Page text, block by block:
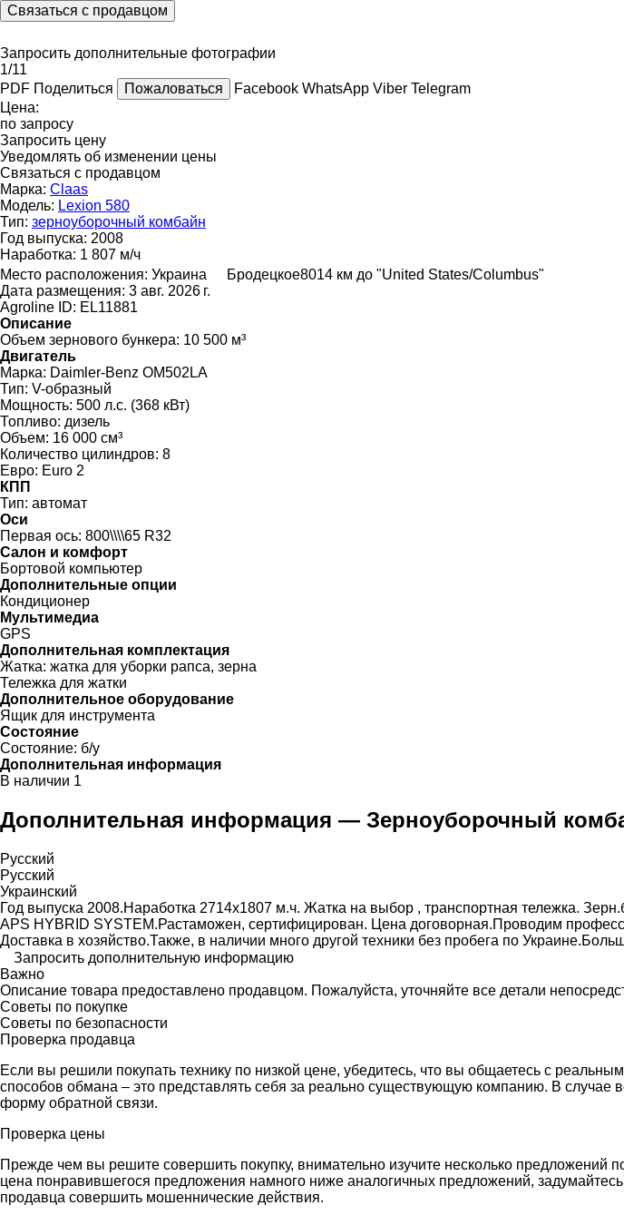
Связаться с продавцом
Запросить дополнительные фотографии
1/11
PDF Поделиться Пожаловаться Facebook WhatsApp Viber Telegram
Цена:
по запросу
Запросить цену
Уведомлять об изменении цены
Связаться с продавцом
Марка: Claas
Модель: Lexion 580
Тип: зерноуборочный комбайн
Год выпуска: 2008
Наработка: 1 807 м/ч
Место расположения: Украина Бродецкое8014 км до "United States/Columbus"
Дата размещения: 3 авг. 2026 г.
Agroline ID: EL11881
Описание
Объем зернового бункера: 10 500 м³
Двигатель
Марка: Daimler-Benz OM502LA
Тип: V-образный
Мощность: 500 л.с. (368 кВт)
Топливо: дизель
Объем: 16 000 см³
Количество цилиндров: 8
Евро: Euro 2
КПП
Тип: автомат
Оси
Первая ось: 800\\\\65 R32
Салон и комфорт
Бортовой компьютер
Дополнительные опции
Кондиционер
Мультимедиа
GPS
Дополнительная комплектация
Жатка: жатка для уборки рапса, зерна
Тележка для жатки
Дополнительное оборудование
Ящик для инструмента
Состояние
Состояние: б/у
Дополнительная информация
В наличии 1
Дополнительная информация — Зерноуборочный
Русский
Русский
Украинский
Год выпуска 2008.Наработка 2714х1807 м.ч. Жатка на выбор , транспортная тележка.
APS HYBRID SYSTEM.Растаможен, сертифицирован. Цена договорная.Проводим
Доставка в хозяйство.Также, в наличии много другой техники без пробега по
Запросить дополнительную информацию
Важно
Описание товара предоставлено продавцом. Пожалуйста, уточняйте все детали
Советы по покупке
Советы по безопасности
Проверка продавца
Если вы решили покупать технику по низкой цене, убедитесь, что вы общаетесь с
способов обмана – это представлять себя за реально существующую компанию. В случае
форму обратной связи.
Проверка цены
Прежде чем вы решите совершить покупку, внимательно изучите несколько
цена понравившегося предложения намного ниже аналогичных предложений,
продавца совершить мошеннические действия.